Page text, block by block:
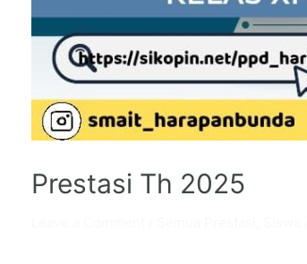
Prestasi Th 2025